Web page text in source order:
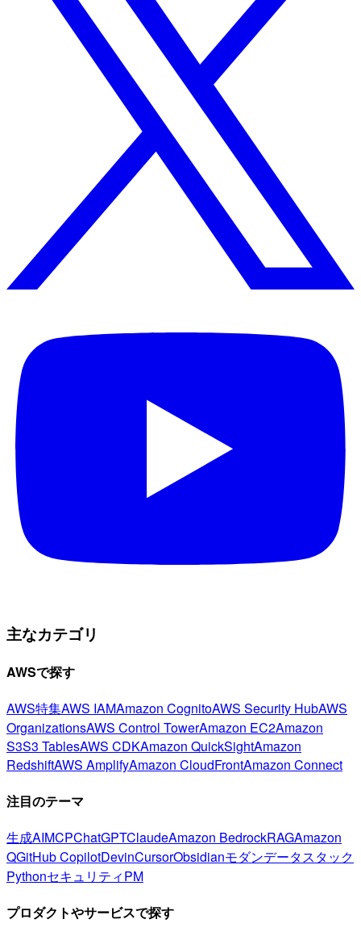
主なカテゴリ
AWSで探す
AWS特集AWS IAMAmazon CognitoAWS Security HubAWS
OrganizationsAWS Control TowerAmazon EC2Amazon
S3S3 TablesAWS CDKAmazon QuickSightAmazon
RedshiftAWS AmplifyAmazon CloudFrontAmazon Connect
注目のテーマ
生成AIMCPChatGPTClaudeAmazon BedrockRAGAmazon
QGitHub CopilotDevinCursorObsidianモダンデータスタック
PythonセキュリティPM
プロダクトやサービスで探す